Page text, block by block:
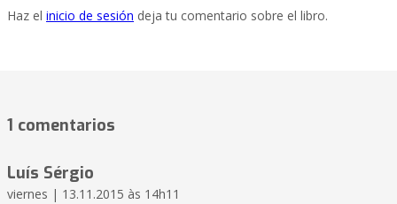
Haz el inicio de sesión deja tu comentario sobre el libro.
1 comentarios
Luís Sérgio
viernes | 13.11.2015 às 14h11